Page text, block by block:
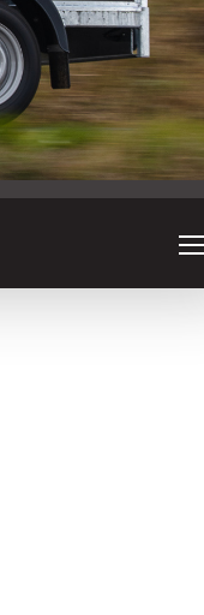
Skladové
přívěsy